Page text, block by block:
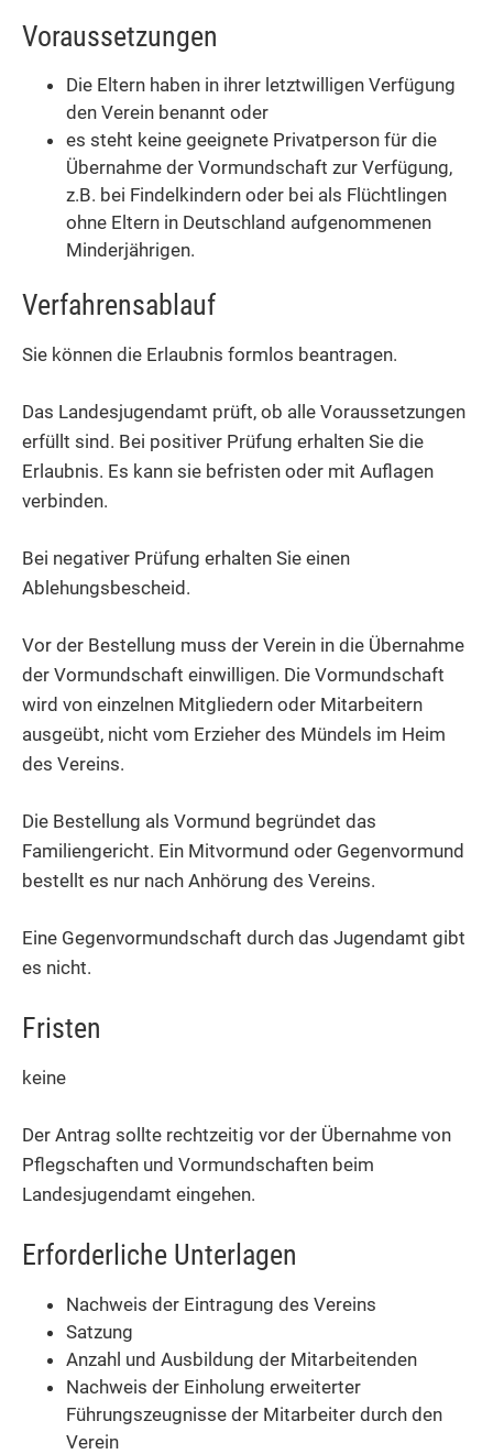
Voraussetzungen
Die Eltern haben in ihrer letztwilligen Verfügung
den Verein benannt oder
es steht keine geeignete Privatperson für die
Übernahme der Vormundschaft zur Verfügung,
z.B. bei Findelkindern oder bei als Flüchtlingen
ohne Eltern in Deutschland aufgenommenen
Minderjährigen.
Verfahrensablauf
Sie können die Erlaubnis formlos beantragen.
Das Landesjugendamt prüft, ob alle Voraussetzungen
erfüllt sind. Bei positiver Prüfung erhalten Sie die
Erlaubnis. Es kann sie befristen oder mit Auflagen
verbinden.
Bei negativer Prüfung erhalten Sie einen
Ablehungsbescheid.
Vor der Bestellung muss der Verein in die Übernahme
der Vormundschaft einwilligen. Die Vormundschaft
wird von einzelnen Mitgliedern oder Mitarbeitern
ausgeübt, nicht vom Erzieher des Mündels im Heim
des Vereins.
Die Bestellung als Vormund begründet das
Familiengericht. Ein Mitvormund oder Gegenvormund
bestellt es nur nach Anhörung des Vereins.
Eine Gegenvormundschaft durch das Jugendamt gibt
es nicht.
Fristen
keine
Der Antrag sollte rechtzeitig vor der Übernahme von
Pflegschaften und Vormundschaften beim
Landesjugendamt eingehen.
Erforderliche Unterlagen
Nachweis der Eintragung des Vereins
Satzung
Anzahl und Ausbildung der Mitarbeitenden
Nachweis der Einholung erweiterter
Führungszeugnisse der Mitarbeiter durch den
Verein